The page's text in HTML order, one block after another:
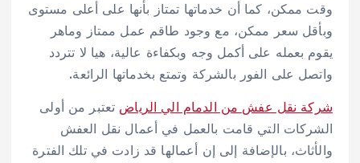
وقت ممكن، كما أن خدماتها تمتاز بأنها على أعلى مستوى
وبأقل سعر ممكن، مع وجود طاقم عمل ممتاز وماهر
يقوم بعمله على أكمل وجه وبكفاءة عالية، هيا لا تتردد
واتصل على الفور بالشركة وتمتع بخدماتها الرائعة.
شركة نقل عفش من الدمام الي الرياض تعتبر من أولى
الشركات التي قامت بالعمل في أعمال نقل العفش
والأثاث، بالإضافة إلى إن أعمالها قد زادت في تلك الفترة